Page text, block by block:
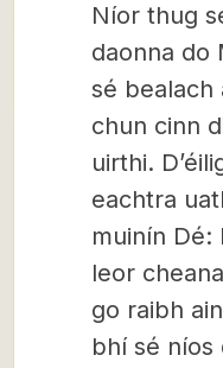
Níor thug
daonna do
sé bealach
chun cinn
uirthi.
eachtra
muinín Dé:
leor
go raibh
bhí sé níos